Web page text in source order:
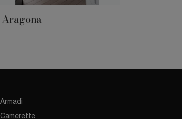
Aragona
Armadi
Camerette